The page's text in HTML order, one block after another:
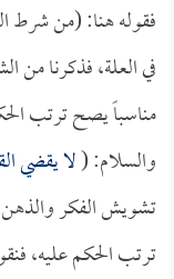
فقوله هنا: (من شرط
في العلة، فذكرنا من
مناسباً يصح ترتب
والسلام: (لا يقضي
تشويش الفكر
ترتب الحكم عليه،